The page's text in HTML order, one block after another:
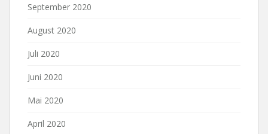
September 2020
August 2020
Juli 2020
Juni 2020
Mai 2020
April 2020